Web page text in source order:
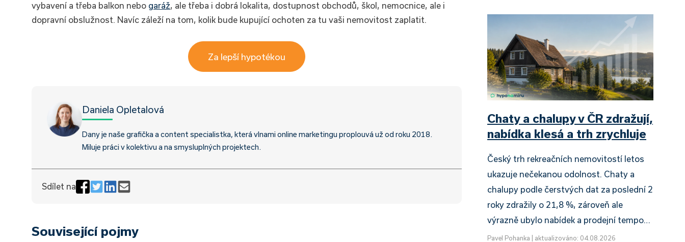
vybavení a třeba balkon nebo garáž, ale třeba i dobrá lokalita, dostupnost obchodů, škol, nemocnice, ale i
dopravní obslužnost. Navíc záleží na tom, kolik bude kupující ochoten za tu vaši nemovitost zaplatit.
Za lepší hypotékou
Daniela Opletalová
Dany je naše grafička a content specialistka, která vlnami online marketingu proplouvá už od roku 2018.
Miluje práci v kolektivu a na smysluplných projektech.
Sdílet na
Související pojmy
Chaty a chalupy v ČR zdražují,
nabídka klesá a trh zrychluje
Český trh rekreačních nemovitostí letos
ukazuje nečekanou odolnost. Chaty a
chalupy podle čerstvých dat za poslední 2
roky zdražily o 21,8 %, zároveň ale
výrazně ubylo nabídek a prodejní tempo…
Pavel Pohanka aktualizováno: 04.08.2026